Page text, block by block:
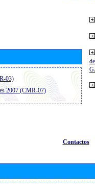
03)
2007 (CMR-07)
Contactos